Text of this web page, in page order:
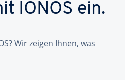
IONOS ein.
Wir zeigen Ihnen, was